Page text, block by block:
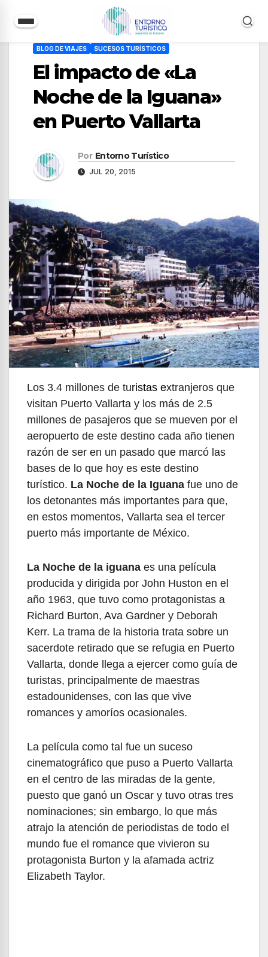
contenido
BLOG DE VIAJES SUCESOS TURÍSTICOS
El impacto de «La
Noche de la Iguana»
en Puerto Vallarta
Por Entorno Turístico
JUL 20, 2015
Los 3.4 millones de turistas extranjeros que
visitan Puerto Vallarta y los más de 2.5
millones de pasajeros que se mueven por el
aeropuerto de este destino cada año tienen
razón de ser en un pasado que marcó las
bases de lo que hoy es este destino
turístico. La Noche de la Iguana fue uno de
los detonantes más importantes para que,
en estos momentos, Vallarta sea el tercer
puerto más importante de México.
La Noche de la iguana es una película
producida y dirigida por John Huston en el
año 1963, que tuvo como protagonistas a
Richard Burton, Ava Gardner y Deborah
Kerr. La trama de la historia trata sobre un
sacerdote retirado que se refugia en Puerto
Vallarta, donde llega a ejercer como guía de
turistas, principalmente de maestras
estadounidenses, con las que vive
romances y amoríos ocasionales.
La película como tal fue un suceso
cinematográfico que puso a Puerto Vallarta
en el centro de las miradas de la gente,
puesto que ganó un Oscar y tuvo otras tres
nominaciones; sin embargo, lo que más
atrajo la atención de periodistas de todo el
mundo fue el romance que vivieron su
protagonista Burton y la afamada actriz
Elizabeth Taylor.